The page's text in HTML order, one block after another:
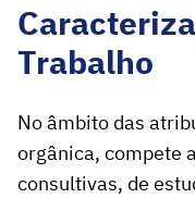
Trabalho
No âmbito das
orgânica, compete
consultivas, de